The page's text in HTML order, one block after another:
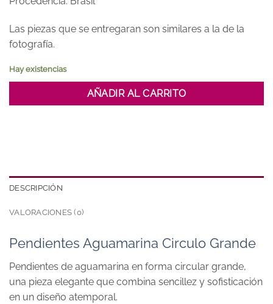
Las piezas que se entregaran son similares a la de la
fotografía.
Hay existencias
AÑADIR AL CARRITO
DESCRIPCIÓN
VALORACIONES (0)
Pendientes Aguamarina Circulo Grande
Pendientes de aguamarina en forma circular grande,
una pieza elegante que combina sencillez y sofisticación
en un diseño atemporal.